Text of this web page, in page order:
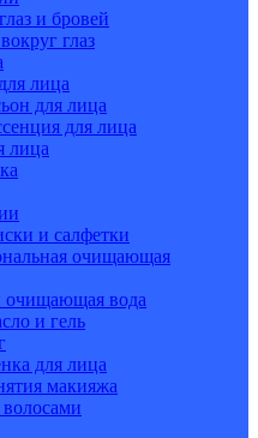
и бровей
глаз
лица
для лица
для лица
лица
и салфетки
очищающая
очищающая вода
и гель
для лица
макияжа
волосами